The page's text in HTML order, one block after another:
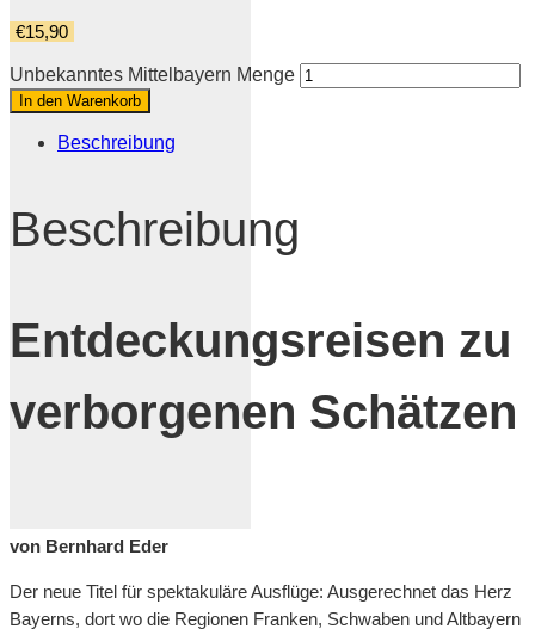
€15,90
Unbekanntes Mittelbayern Menge
In den Warenkorb
Beschreibung
Beschreibung
Entdeckungsreisen zu
verborgenen Schätzen
von Bernhard Eder
Der neue Titel für spektakuläre Ausflüge: Ausgerechnet das Herz
Bayerns, dort wo die Regionen Franken, Schwaben und Altbayern